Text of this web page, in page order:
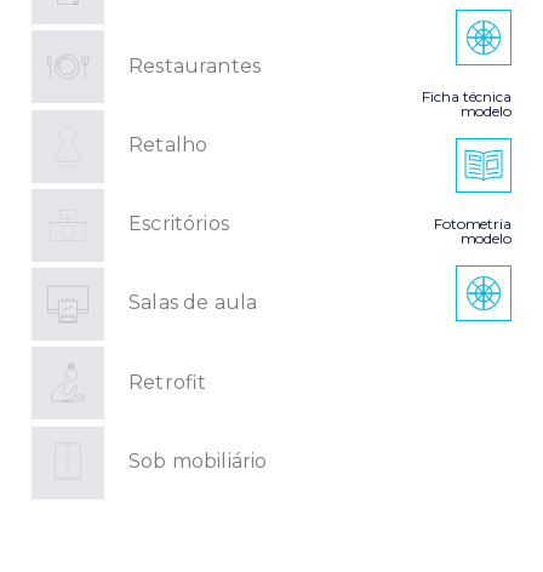
Restaurantes
Retalho
Escritórios
Salas de aula
Retrofit
Sob mobiliário
Ficha técnica
modelo
Fotometria
modelo